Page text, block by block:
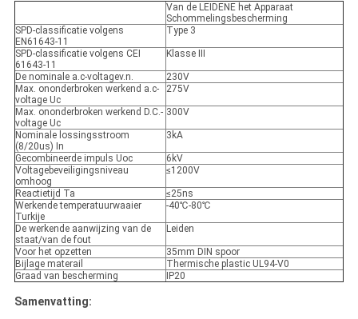
Van de LEIDENE het Apparaat
Schommelingsbescherming
SPD-classificatie volgens
EN61643-11
Type 3
SPD-classificatie volgens CEI
61643-11
Klasse III
De nominale a.c-voltagev.n.
230V
Max. ononderbroken werkend a.c-
voltage Uc
275V
Max. ononderbroken werkend D.C.-
voltage Uc
300V
Nominale lossingsstroom
(8/20us) In
3kA
Gecombineerde impuls Uoc
6kV
Voltagebeveiligingsniveau
omhoog
≤1200V
Reactietijd Ta
≤25ns
Werkende temperatuurwaaier
Turkije
-40℃-80℃
De werkende aanwijzing van de
staat/van de fout
Leiden
Voor het opzetten
35mm DIN spoor
Bijlage materail
Thermische plastic UL94-V0
Graad van bescherming
IP20
Samenvatting: